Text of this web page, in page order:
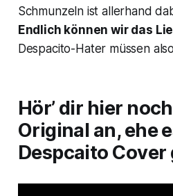
Schmunzeln ist allerhand
Endlich können wir das
Despacito-Hater müssen
Hör’ dir hier
Original an, ehe
Despcaito Cover